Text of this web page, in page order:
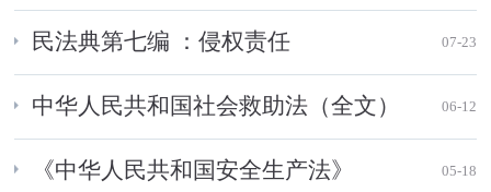
民法典第七编 ：侵权责任 07-23
中华人民共和国社会救助法（全文） 06-12
《中华人民共和国安全生产法》 05-18